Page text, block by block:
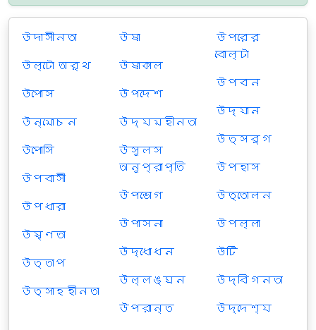
উদাসীনতা
উল্টো অর্থ
উপোস
উন্মোচন
উপোসি
উপবাসী
উপধারা
উষ্ণতা
উত্তাপ
উত্সাহহীনতা
উষা
উষাকাল
উপদেশ
উদ্যমহীনতা
উসুলস
অনুপ্রাপ্তি
উপভোগ
উপাসনা
উদ্ধোধন
উল্লঙ্ঘন
উপরান্ত
উপরের
বোল্টা
উপবন
উদ্যান
উত্সর্গ
উপহাস
উত্তোলন
উপল্লা
উটি
উদ্বিগনতা
উদ্দেশ্য